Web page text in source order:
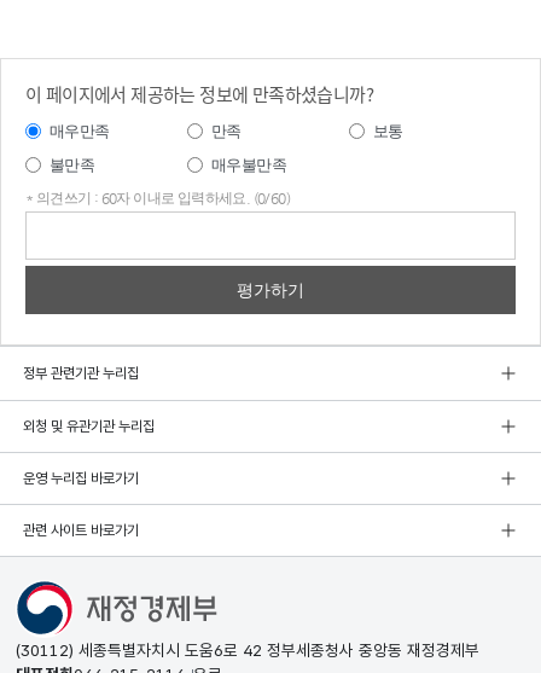
이 페이지에서 제공하는 정보에 만족하셨습니까?
매우만족 만족
보통
불만족
매우불만족
* 의견쓰기 : 60자 이내로 입력하세요. (0/60)
정부 관련기관 누리집
외청 및 유관기관 누리집
운영 누리집 바로가기
관련 사이트 바로가기
(30112) 세종특별자치시 도움6로 42 정부세종청사 중앙동 재정경제부